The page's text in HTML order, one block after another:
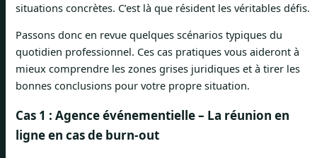
situations concrètes. C’est là que résident les véritables défis.
Passons donc en revue quelques scénarios typiques du
quotidien professionnel. Ces cas pratiques vous aideront à
mieux comprendre les zones grises juridiques et à tirer les
bonnes conclusions pour votre propre situation.
Cas 1 : Agence événementielle – La réunion en
ligne en cas de burn-out